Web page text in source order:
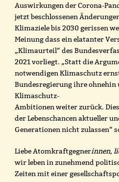
Auswirkungen der Corona-
jetzt beschlossenen
Klimaziele bis 2030 gerissen
Meinung dass ein elatanter
„Klimaurteil“ des
2021 vorliegt. „Statt die
notwendigen Klimaschutz
Bundesregierung ihre ohnehin
Klimaschutz-
Ambitionen weiter zurück.
der Lebenschancen aktueller
Generationen nicht zulassen“
Liebe Atomkraftgegnerinnen,
wir leben in zunehmend
Zeiten mit einer